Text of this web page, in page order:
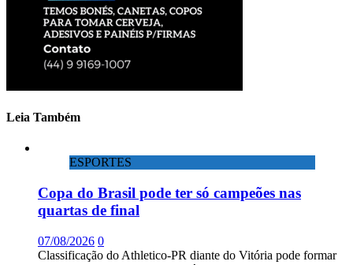
Leia Também
ESPORTES
Copa do Brasil pode ter só campeões nas
quartas de final
07/08/2026 0
Classificação do Athletico-PR diante do Vitória pode formar